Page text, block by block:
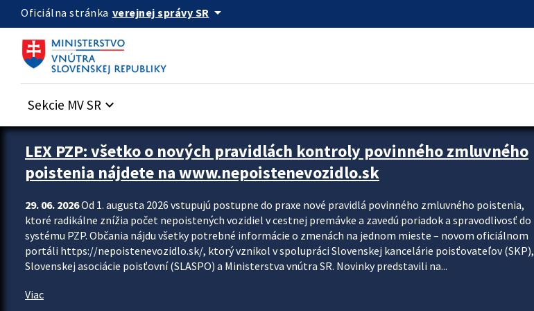
Preskocit na hlavný obsah
Oficiálna stránka verejnej správy SR arrow_drop_down
Sekcie MV SR keyboard_arrow_down
Zastavit automatický posun upútavok
LEX PZP: všetko o nových pravidlách kontroly povinného zmluvného
poistenia nájdete na www.nepoistenevozidlo.sk
29. 06. 2026Od 1. augusta 2026 vstupujú postupne do praxe nové pravidlá povinného zmluvného poistenia,
ktoré radikálne znížia počet nepoistených vozidiel v cestnej premávke a zavedú poriadok a spravodlivosť do
systému PZP. Občania nájdu všetky potrebné informácie o zmenách na jednom mieste – novom oficiálnom
portáli https://nepoistenevozidlo.sk/, ktorý vznikol v spolupráci Slovenskej kancelárie poisťovateľov (SKP),
Slovenskej asociácie poisťovní (SLASPO) a Ministerstva vnútra SR. Novinky predstavili na...
Viac